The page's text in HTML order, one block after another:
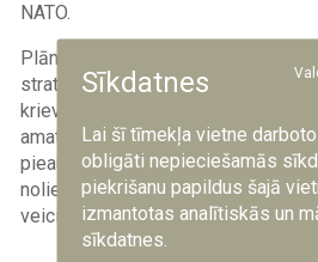
NATO.
Plānotās izmaiņas vēlreiz apliecina
stratēģisko nozīmi NATO
krievijas pilna mēroga iebrukuma
amatpersonas pēdējos gados
pieaugošu krievijas radīto
noliedz agresīvus nodomus un
veicināšanā.
Sīkdatnes
Lai šī tīmekļa vietne
obligāti nepieciešamās
piekrišanu papildus šajā
izmantotas analītiskās un
sīkdatnes.